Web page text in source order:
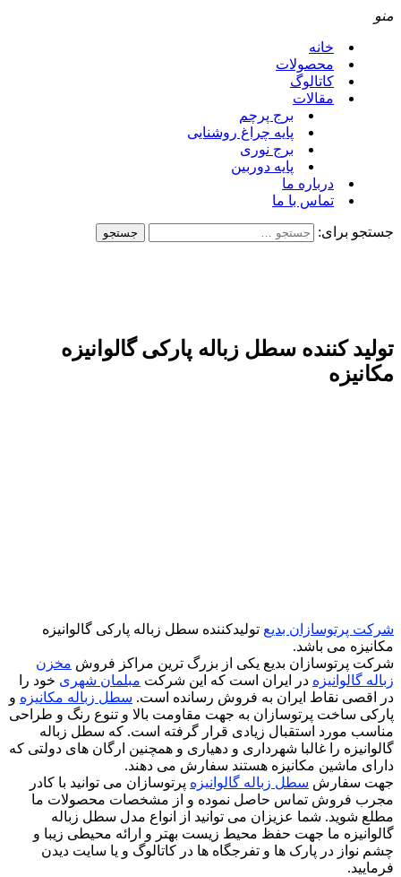
منو
خانه
محصولات
کاتالوگ
مقالات
برج پرچم
پایه چراغ روشنایی
برج نوری
پایه دوربین
درباره ما
تماس با ما
جستجو برای:
تولید کننده سطل زباله پارکی گالوانیزه
مکانیزه
شرکت پرتوسازان بدیع تولیدکننده سطل زباله پارکی گالوانیزه
مکانیزه می باشد.
شرکت پرتوسازان بدیع یکی از بزرگ ترین مراکز فروش مخزن
زباله گالوانیزه در ایران است که این شرکت مبلمان شهری خود را
در اقصی نقاط ایران به فروش رسانده است. سطل زباله مکانیزه و
پارکی ساخت پرتوسازان به جهت مقاومت بالا و تنوع رنگ و طراحی
مناسب مورد استقبال زیادی قرار گرفته است. که سطل زباله
گالوانیزه را غالبا شهرداری و دهیاری و همچنین ارگان های دولتی که
دارای ماشین مکانیزه هستند سفارش می دهند.
جهت سفارش سطل زباله گالوانیزه پرتوسازان می توانید با کادر
مجرب فروش تماس حاصل نموده و از مشخصات محصولات ما
مطلع شوید. شما عزیزان می توانید از انواع مدل سطل زباله
گالوانیزه ما جهت حفظ محیط زیست بهتر و ارائه محیطی زیبا و
چشم نواز در پارک ها و تفرجگاه ها در کاتالوگ و یا سایت دیدن
فرمایید.